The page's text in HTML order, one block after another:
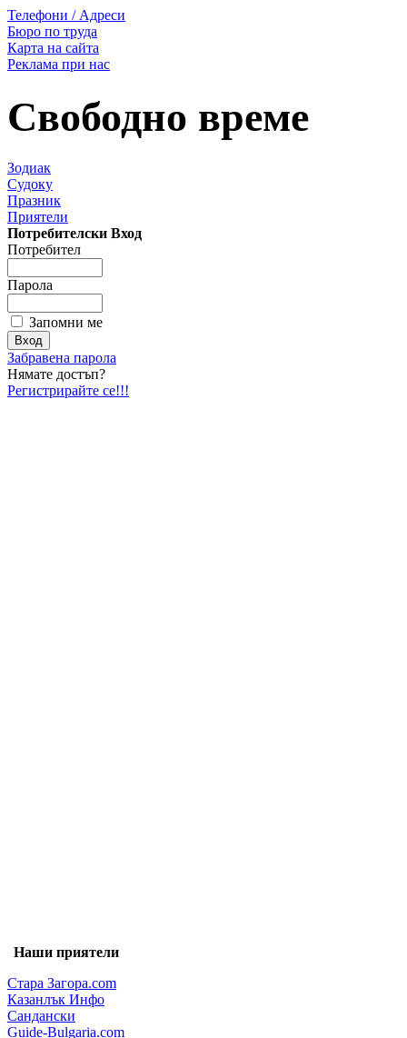
Телефони / Адреси
Бюро по труда
Карта на сайта
Реклама при нас
Свободно време
Зодиак
Судоку
Празник
Приятели
Потребителски Вход
Потребител
Парола
Запомни ме
Забравена парола
Нямате достъп?
Регистрирайте се!!!
Наши приятели
Стара Загора.com
Казанлък Инфо
Сандански
Guide-Bulgaria.com